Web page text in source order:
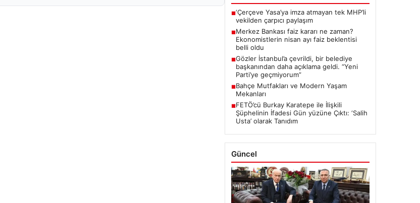
■‘Çerçeve Yasa’ya imza atmayan tek MHP’li
vekilden çarpıcı paylaşım
■Merkez Bankası faiz kararı ne zaman?
Ekonomistlerin nisan ayı faiz beklentisi
belli oldu
■Gözler İstanbul’a çevrildi, bir belediye
başkanından daha açıklama geldi. “Yeni
Parti’ye geçmiyorum”
■Bahçe Mutfakları ve Modern Yaşam
Mekanları
■FETÖ’cü Burkay Karatepe ile İlişkili
Şüphelinin İfadesi Gün yüzüne Çıktı: ‘Salih
Usta’ olarak Tanıdım
Güncel